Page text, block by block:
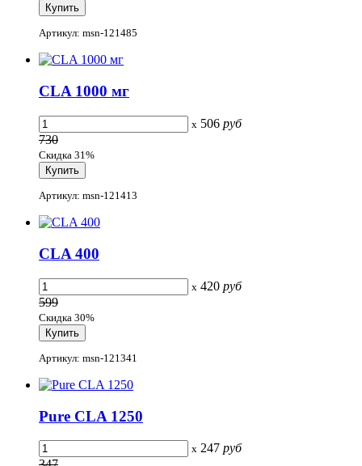
Артикул: msn-121485
CLA 1000 мг
x 506 руб
730
Скидка 31%
Артикул: msn-121413
CLA 400
x 420 руб
599
Скидка 30%
Артикул: msn-121341
Pure CLA 1250
x 247 руб